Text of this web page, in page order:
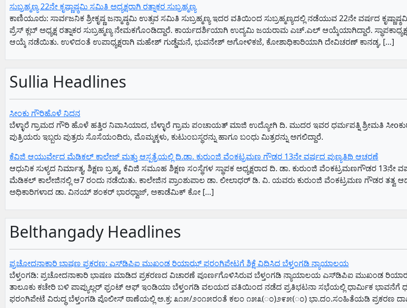
ಸುಬ್ರಹ್ಮಣ್ಯ 22ನೇ ಕೃಷ್ಣಾಷ್ಠಮಿ ಸಮಿತಿ ಅಧ್ಯಕ್ಷರಾಗಿ ರತ್ನಾಕರ ಸುಬ್ರಹ್ಮಣ್ಯ
ಕಾಣಿಯೂರು: ಸಾರ್ವಜನಿಕ ಶ್ರೀಕೃಷ್ಣ ಜನ್ಮಾಷ್ಠಮಿ ಉತ್ಸವ ಸಮಿತಿ ಸುಬ್ರಹ್ಮಣ್ಯ ಇದರ ವತಿಯಿಂದ ಸುಬ್ರಹ್ಮಣ್ಯದಲ್ಲಿ ನಡೆಯುವ 22ನೇ ವರ್ಷದ
ಪ್ರೆಸ್ ಕ್ಲಬ್ ಅಧ್ಯಕ್ಷ ರತ್ನಾಕರ ಸುಬ್ರಹ್ಮಣ್ಯ ನೇಮಕಗೊಂಡಿದ್ದಾರೆ. ಕಾರ್ಯದರ್ಶಿಯಾಗಿ ಉದ್ಯಮಿ ಜಯರಾಮ ಎಚ್.ಎಲ್ ಆಯ್ಕೆಯಾಗಿದ್ದಾರೆ.
ಆಯ್ಕೆ ನಡೆಯಿತು. ಉಳಿದಂತೆ ಉಪಾಧ್ಯಕ್ಷರಾಗಿ ಮಹೇಶ್ ಗುಡ್ಡೆಮನೆ, ಭುವನೇಶ್ ಅಗೋಳಿಕಜೆ, ಕೋಶಾಧಿಕಾರಿಯಾಗಿ ದೇವಿಚರಣ್ ಕಾನಡ್ಕ, […]
Sullia Headlines
ಸೀಂಕು ಗೌರಿಹೊಳೆ ನಿಧನ
ಬೆಳ್ಳಾರೆ ಗ್ರಾಮದ ಗೌರಿ ಹೊಳೆ ಹತ್ತಿರ ನಿವಾಸಿಯಾದ, ಬೆಳ್ಳಾರೆ ಗ್ರಾಮ ಪಂಚಾಯತ್ ಮಾಜಿ ಉದ್ಯೋಗಿ ದಿ. ಮುದರ ಇವರ ಧರ್ಮಪತ್ನಿ ಶ್ರೀಮತಿ
ಪುತ್ರಿಯರು ಇಬ್ಬರು ಪುತ್ರರು ಸೊಸೆಯಂದಿರು, ಮೊಮ್ಮಕ್ಕಳು, ಕುಟುಂಬಸ್ಥರನ್ನು ಹಾಗೂ ಬಂಧು ಮಿತ್ರರನ್ನು ಅಗಲಿದ್ದಾರೆ.
ಕೆವಿಜಿ ಆಯುರ್ವೇದ ಮೆಡಿಕಲ್ ಕಾಲೇಜ್ ಮತ್ತು ಆಸ್ಪತ್ರೆಯಲ್ಲಿ ದಿ.ಡಾ. ಕುರುಂಜಿ ವೆಂಕಟ್ರಮಣ ಗೌಡರ 13ನೇ ವರ್ಷದ ಪುಣ್ಯತಿಥಿ ಆಚರಣೆ
ಆಧುನಿಕ ಸುಳ್ಯದ ನಿರ್ಮಾತೃ, ಶಿಕ್ಷಣ ಬ್ರಹ್ಮ, ಕೆವಿಜಿ ಸಮೂಹ ಶಿಕ್ಷಣ ಸಂಸ್ಥೆಗಳ ಸ್ಥಾಪಕ ಅಧ್ಯಕ್ಷರಾದ ದಿ. ಡಾ. ಕುರುಂಜಿ ವೆಂಕಟ್ರಮಣಗೌಡರ
ಮೆಡಿಕಲ್ ಕಾಲೇಜಿನಲ್ಲಿ ಆ7 ರಂದು ನಡೆಯಿತು. ಕಾಲೇಜಿನ ಪ್ರಾಂಶುಪಾಲ ಡಾ. ಲೀಲಾಧರ್ ಡಿ. ವಿ. ಯವರು ಕುರುಂಜಿ ವೆಂಕಟ್ರಮಣ ಗೌಡರ ತತ್ವ
ಅಧಿಕಾರಿಗಳಾದ ಡಾ. ವಿನಯ್ ಶಂಕರ್ ಭಾರಧ್ವಾಜ್, ಅಕಾಡೆಮಿಕ್ ಕೋ […]
Belthangady Headlines
ಪ್ರಚೋದನಾಕಾರಿ ಭಾಷಣ ಪ್ರಕರಣ: ಎಸ್‌ಡಿಪಿಐ ಮುಖಂಡ ರಿಯಾಝ್ ಫರಂಗಿಪೇಟಗೆ ಶಿಕ್ಷೆ ವಿಧಿಸಿದ ಬೆಳ್ತಂಗಡಿ ನ್ಯಾಯಾಲಯ
ಬೆಳ್ತಂಗಡಿ: ಪ್ರಚೋದನಾಕಾರಿ ಭಾಷಣ ಮಾಡಿದ ಪ್ರಕರಣದ ವಿಚಾರಣೆ ಪೂರ್ಣಗೊಳಿಸಿರುವ ಬೆಳ್ತಂಗಡಿ ನ್ಯಾಯಾಲಯ ಎಸ್‌ಡಿಪಿಐ ಮುಖಂಡ ರಿಯಾರh
ತಾಲೂಕು ಕಚೇರಿ ಬಳಿ ಪಾಪ್ಯುಲ್ಲರ್ ಫ್ರಂಟ್ ಆಫ್ ಇಂಡಿಯಾ ಬೆಳ್ತಂಗಡಿ ವಲಯದ ವತಿಯಿಂದ ನಡೆದ ಪ್ರತಿಭಟನಾ ಸಭೆಯಲ್ಲಿ ಧಾರ್ಮಿಕ
ಫರಂಗಿಪೇಟೆ ವಿರುದ್ಧ ಬೆಳ್ತಂಗಡಿ ಪೊಲೀಸ್ ಠಾಣೆಯಲ್ಲಿ ಅ.ಕ್ರ: ೩೧೫/೨೦೧೫ರಂತೆ ಕಲಂ ೧೫೩(ಂ)೨೯೫(ಂ) ಭಾ.ದಂ.ಸಂಹಿತೆಯಡಿ ಪ್ರಕರಣ